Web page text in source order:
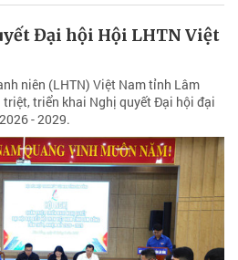
Đại hội Hội LHTN Việt
niên (LHTN) Việt Nam tỉnh Lâm
triển khai Nghị quyết Đại hội đại
- 2029.